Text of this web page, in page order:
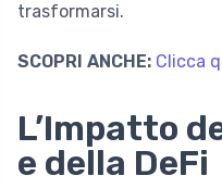
trasformarsi.
SCOPRI ANCHE: Clicca
L’Impatto
e della DeFi